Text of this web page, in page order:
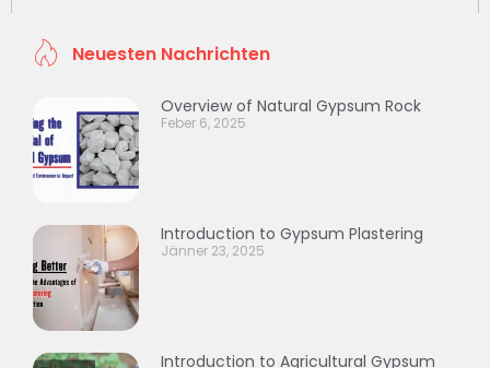
Neuesten Nachrichten
Overview of Natural Gypsum Rock
Feber 6, 2025
Introduction to Gypsum Plastering
Jänner 23, 2025
Introduction to Agricultural Gypsum